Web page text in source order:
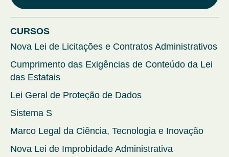
CURSOS
Nova Lei de Licitações e Contratos Administrativos
Cumprimento das Exigências de Conteúdo da Lei
das Estatais
Lei Geral de Proteção de Dados
Sistema S
Marco Legal da Ciência, Tecnologia e Inovação
Nova Lei de Improbidade Administrativa